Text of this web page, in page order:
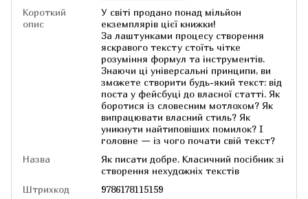
Короткий
опис
У світі продано понад мільйон
екземплярів цієї книжки!
За лаштунками процесу створення
яскравого тексту стоїть чітке
розуміння формул та інструментів.
Знаючи ці універсальні принципи, ви
зможете створити будь-який текст: від
поста у фейсбуці до власної статті. Як
боротися із словесним мотлохом? Як
випрацювати власний стиль? Як
уникнути найтиповіших помилок? І
головне — із чого почати свій текст?
Назва
Як писати добре. Класичний посібник зі
створення нехудожніх текстів
Штрихкод
9786178115159